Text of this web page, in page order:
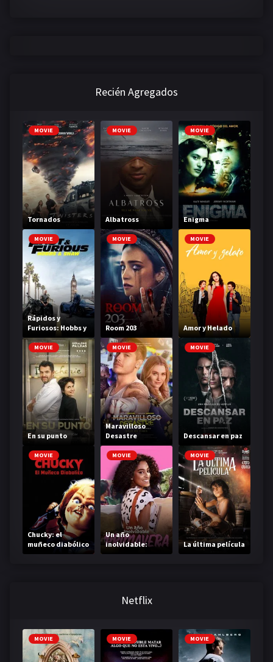
Recién Agregados
MOVIE
Tornados
MOVIE
Albatross
MOVIE
Enigma
MOVIE
Rápidos y
Furiosos: Hobbs y
Shaw
MOVIE
Room 203
MOVIE
Amor y Helado
MOVIE
En su punto
MOVIE
Maravilloso
Desastre
MOVIE
Descansar en paz
MOVIE
Chucky: el
muñeco diabólico
MOVIE
Un año
inolvidable:
Primavera
MOVIE
La última película
Netflix
MOVIE MOVIE MOVIE